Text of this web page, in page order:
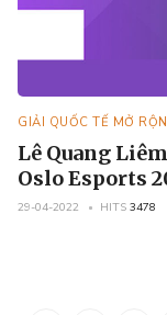
GIẢI QUỐC TẾ MỞ
Lê Quang
Oslo Esports
29-04-2022 HITS 3478